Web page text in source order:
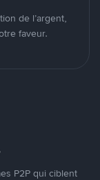
de l’argent,
faveur.
P2P qui ciblent